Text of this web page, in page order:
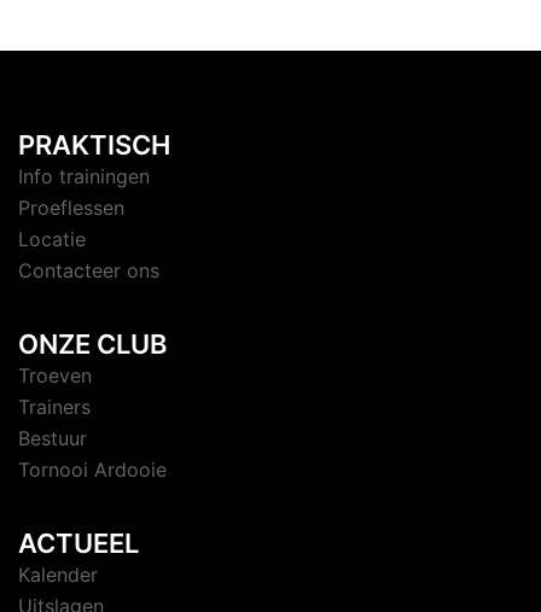
PRAKTISCH
Info trainingen
Proeflessen
Locatie
Contacteer ons
ONZE CLUB
Troeven
Trainers
Bestuur
Tornooi Ardooie
ACTUEEL
Kalender
Uitslagen